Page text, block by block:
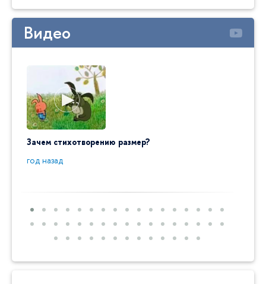
Видео
Зачем стихотворению размер?
год назад